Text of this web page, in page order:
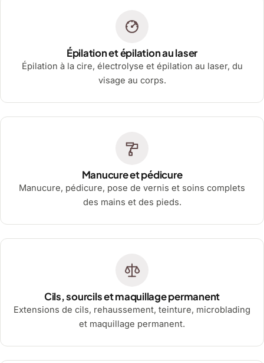
Épilation et épilation au laser
Épilation à la cire, électrolyse et épilation au laser, du
visage au corps.
Manucure et pédicure
Manucure, pédicure, pose de vernis et soins complets
des mains et des pieds.
Cils, sourcils et maquillage permanent
Extensions de cils, rehaussement, teinture, microblading
et maquillage permanent.